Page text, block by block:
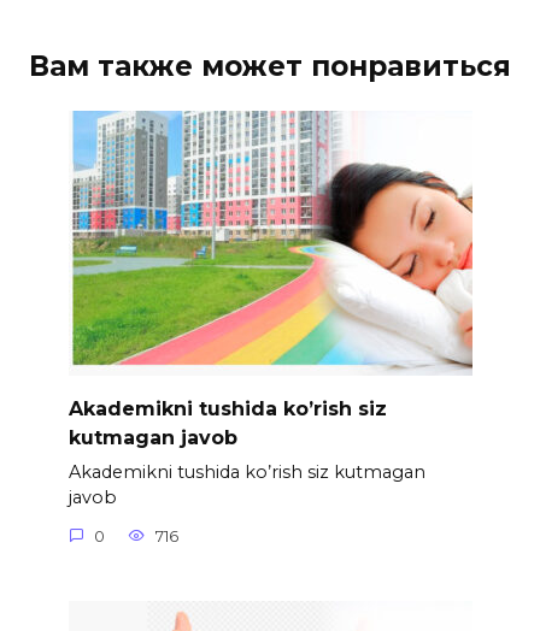
Вам также может понравиться
Akademikni tushida ko’rish siz
kutmagan javob
Akademikni tushida ko’rish siz kutmagan
javob
0 716